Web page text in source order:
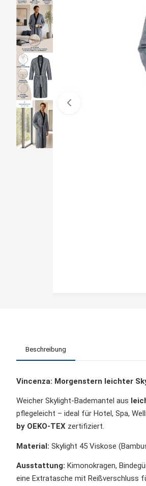
Beschreibung
Vincenza: Morgenstern leichter
Weicher Skylight-Bademantel aus
pflegeleicht – ideal für Hotel, Spa,
by OEKO-TEX zertifiziert.
Material: Skylight 45 Viskose
Ausstattung: Kimonokragen,
eine Extratasche mit Reißverschluss